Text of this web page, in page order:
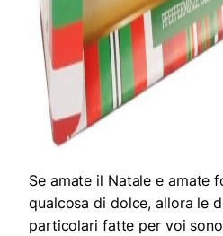
Se amate il Natale e amate
qualcosa di dolce, allora le
particolari fatte per voi